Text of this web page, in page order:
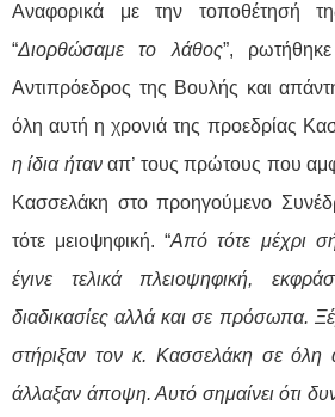
Αναφορικά με την τοποθέτησή
“Διορθώσαμε το λάθος”,
Αντιπρόεδρος της Βουλής και
όλη αυτή η χρονιά της προεδρίας
η ίδια ήταναπ’ τους πρώτους που
Κασσελάκη στο προηγούμενο
τότε μειοψηφική.“Από τότε μέχρι
έγινε τελικά πλειοψηφική,
διαδικασίες αλλά και σε πρόσωπα.
στήριξαν τον κ. Κασσελάκη σε όλη
άλλαξαν άποψη. Αυτό σημαίνει ότι